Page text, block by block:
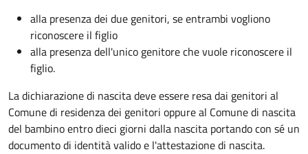
alla presenza dei due genitori, se entrambi vogliono
riconoscere il figlio
alla presenza dell'unico genitore che vuole riconoscere il
figlio.
La dichiarazione di nascita deve essere resa dai genitori al
Comune di residenza dei genitori oppure al Comune di nascita
del bambino entro dieci giorni dalla nascita portando con sé un
documento di identità valido e l'attestazione di nascita.